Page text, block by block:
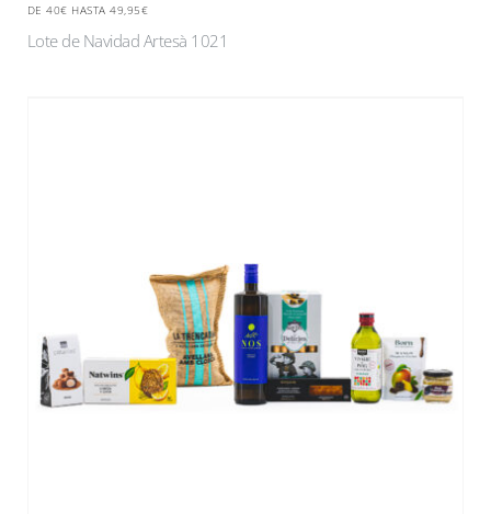
DE 40€ HASTA 49,95€
Lote de Navidad Artesà 1021